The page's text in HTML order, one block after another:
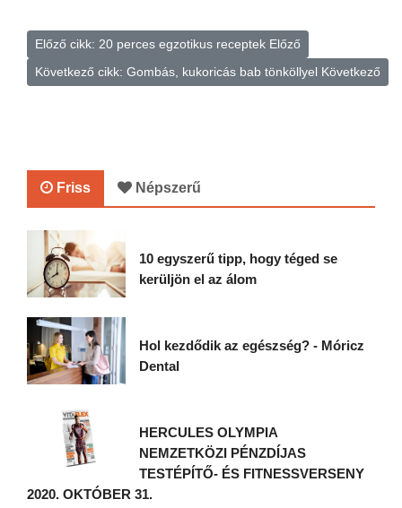
Előző cikk: 20 perces egzotikus receptek Előző
Következő cikk: Gombás, kukoricás bab tönköllyel Következő
Friss Népszerű
10 egyszerű tipp, hogy téged se
kerüljön el az álom
Hol kezdődik az egészség? - Móricz
Dental
HERCULES OLYMPIA
NEMZETKÖZI PÉNZDÍJAS
TESTÉPÍTŐ- ÉS FITNESSVERSENY
2020. OKTÓBER 31.